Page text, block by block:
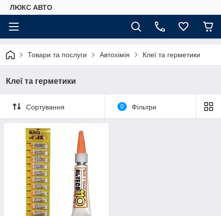
ЛЮКС АВТО
Товари та послуги Автохімія Клеї та герметики
Клеї та герметики
Сортування 0 Фільтри